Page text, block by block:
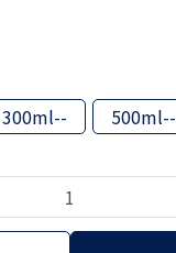
300ml-- 500ml--